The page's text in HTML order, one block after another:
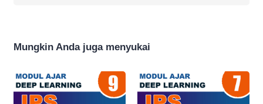
Mungkin Anda juga menyukai